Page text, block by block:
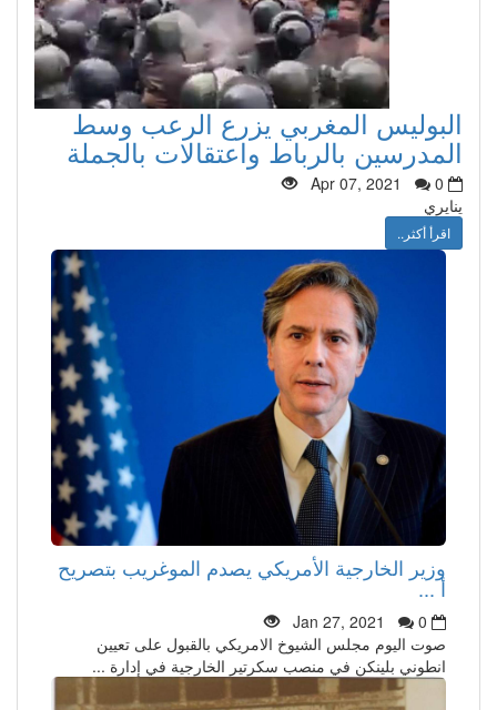
البوليس المغربي يزرع الرعب وسط
المدرسين بالرباط واعتقالات بالجملة
Apr 07, 2021
0
ينايري
اقرأ أكثر..
وزير الخارجية الأمريكي يصدم الموغريب بتصريح
أ ...
Jan 27, 2021
0
صوت اليوم مجلس الشيوخ الامريكي بالقبول على تعيين
انطوني بلينكن في منصب سكرتير الخارجية في إدارة ...